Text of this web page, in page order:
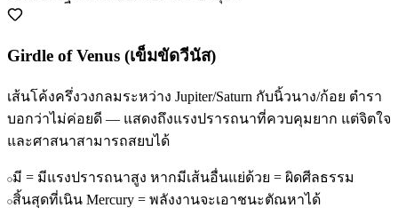
Girdle of Venus (เข็มขัดวีนัส)
เส้นโค้งครึ่งวงกลมระหว่าง Jupiter/Saturn กับนิ้วนาง/ก้อย ตำรา
บอกว่าไม่ค่อยดี — แสดงถึงแรงปรารถนาที่ควบคุมยาก แต่จิตใจ
และศาสนาสามารถสยบได้
มี = มีแรงปรารถนาสูง หากมีเส้นอื่นแย่ด้วย = ผิดศีลธรรม
สิ้นสุดที่เนิน Mercury = พลังงานจะเอาชนะตัณหาได้